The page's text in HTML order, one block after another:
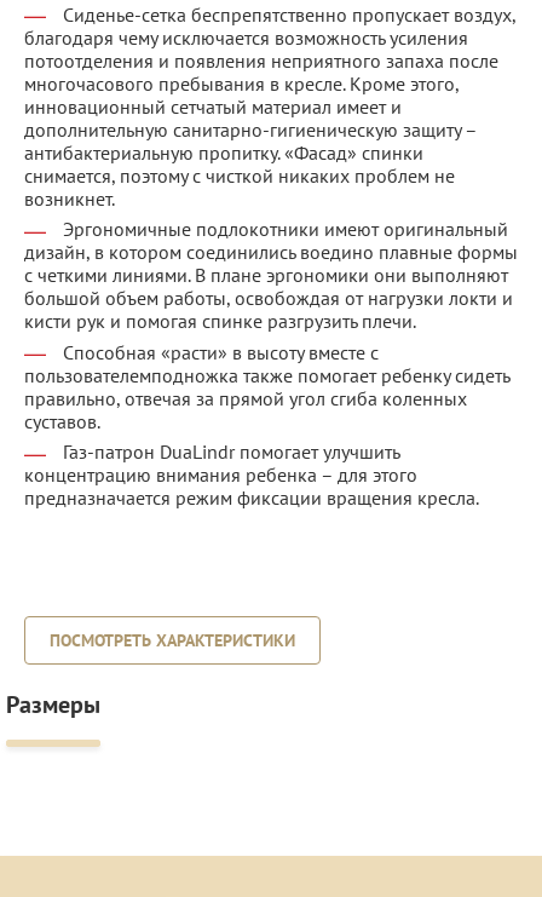
Сиденье-сетка беспрепятственно пропускает воздух,
благодаря чему исключается возможность усиления
потоотделения и появления неприятного запаха после
многочасового пребывания в кресле. Кроме этого,
инновационный сетчатый материал имеет и
дополнительную санитарно-гигиеническую защиту –
антибактериальную пропитку. «Фасад» спинки
снимается, поэтому с чисткой никаких проблем не
возникнет.
Эргономичные подлокотники имеют оригинальный
дизайн, в котором соединились воедино плавные формы
с четкими линиями. В плане эргономики они выполняют
большой объем работы, освобождая от нагрузки локти и
кисти рук и помогая спинке разгрузить плечи.
Способная «расти» в высоту вместе с
пользователемподножка также помогает ребенку сидеть
правильно, отвечая за прямой угол сгиба коленных
суставов.
Газ-патрон DuaLindr помогает улучшить
концентрацию внимания ребенка – для этого
предназначается режим фиксации вращения кресла.
ПОСМОТРЕТЬ ХАРАКТЕРИСТИКИ
Размеры